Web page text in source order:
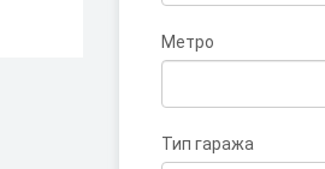
Метро
Тип гаража